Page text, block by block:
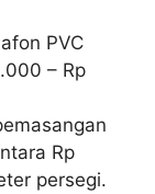
PVC
– Rp
Rp
persegi.